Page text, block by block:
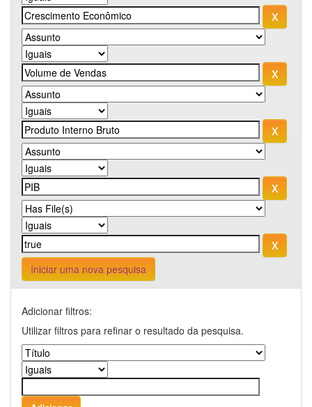
Iniciar uma nova pesquisa
Adicionar filtros:
Utilizar filtros para refinar o resultado da pesquisa.